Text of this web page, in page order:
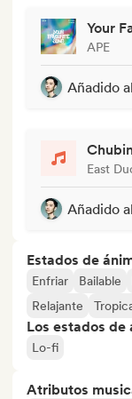
Your
APE
Añadido
East
Añadido
Estados de
Enfriar Bailable
Relajante
Los estados
Lo-fi
Atributos